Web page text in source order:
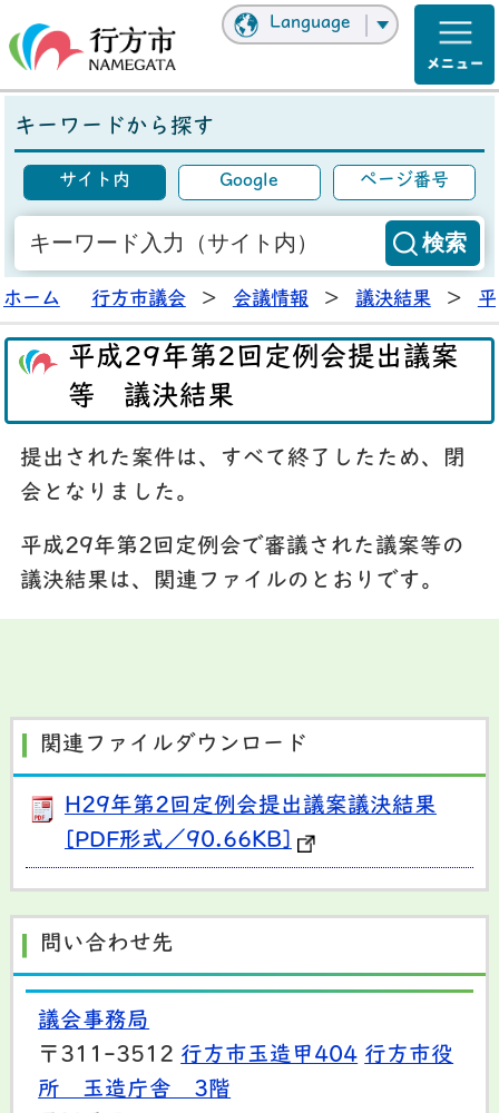
Language
キーワードから探す
サイト内 Google ページ番号
ホーム 行方市議会 > 会議情報 > 議決結果 >
平成29年第2回定例会提出議案
等 議決結果
提出された案件は、すべて終了したため、閉
会となりました。
平成29年第2回定例会で審議された議案等の
議決結果は、関連ファイルのとおりです。
関連ファイルダウンロード
H29年第2回定例会提出議案議決結果
[PDF形式／90.66KB]
問い合わせ先
議会事務局
〒311-3512 行方市玉造甲404 行方市役
所 玉造庁舎 3階